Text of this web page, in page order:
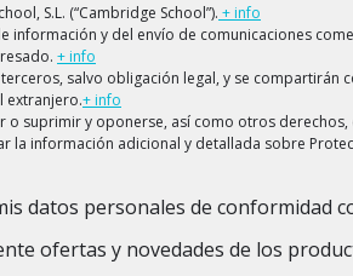
S.L. (“Cambridge School”). + info
información y del envío de comunicaciones
+ info
salvo obligación legal, y se compartirán
extranjero.+ info
o suprimir y oponerse, así como otros
la información adicional y detallada sobre
datos personales de conformidad
ofertas y novedades de los